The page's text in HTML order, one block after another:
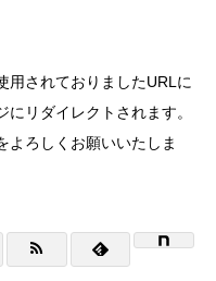
用されておりましたURLに
リダイレクトされます。
よろしくお願いいたしま